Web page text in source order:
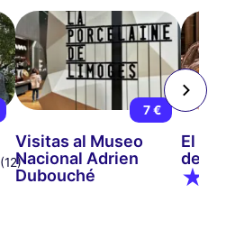
(12)
7 €
Visitas al Museo
Nacional Adrien
Dubouché
El
del